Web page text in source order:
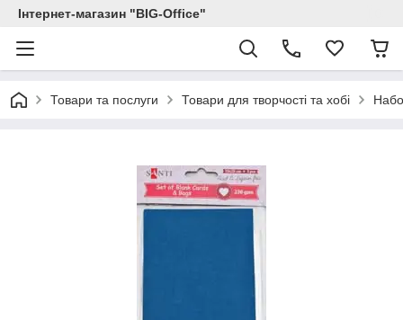
Інтернет-магазин "BIG-Office"
Товари та послуги Товари для творчості та хобі